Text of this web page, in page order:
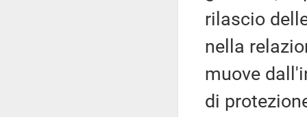
rilascio
nella
muove
di